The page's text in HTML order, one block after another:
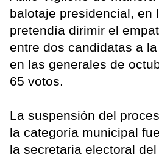
balotaje presidencial, en
pretendía dirimir el
entre dos candidatas a
en las generales de
65 votos.
La suspensión del
la categoría municipal
la secretaria electoral